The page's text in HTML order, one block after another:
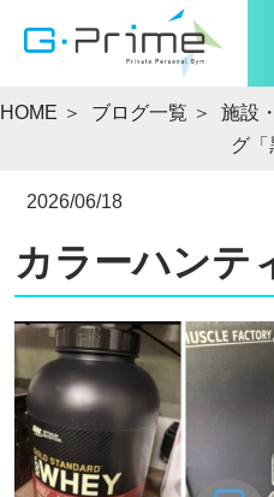
HOME ＞ ブログ一覧 ＞ 施設
グ「
2026/06/18
カラーハンテ